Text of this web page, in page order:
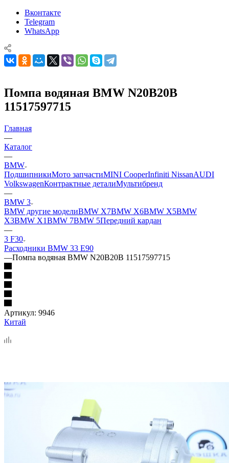
Вконтакте
Telegram
WhatsApp
Помпа водяная BMW N20B20B
11517597715
Главная
—
Каталог
—
BMW
ПодшипникиМото запчастиMINI CooperInfiniti NissanAUDI
VolkswagenКонтрактные деталиМультибренд
—
BMW 3
BMW другие моделиBMW X7BMW X6BMW X5BMW
X3BMW X1BMW 7BMW 5Передний кардан
—
3 F30
Расходники BMW 33 E90
—Помпа водяная BMW N20B20B 11517597715
Артикул: 9946
Китай